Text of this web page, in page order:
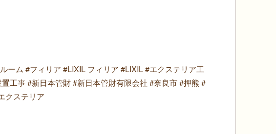
ーム #フィリア #LIXIL フィリア #LIXIL #エクステリア工
工事 #新日本管財 #新日本管財有限会社 #奈良市 #押熊 #
クステリア